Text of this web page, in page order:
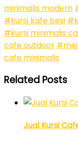
minimalis modern
#kursi kafe besi
#kursi minimalis
cafe outdoor
cafe minimalis
Related Posts
Jual Kursi